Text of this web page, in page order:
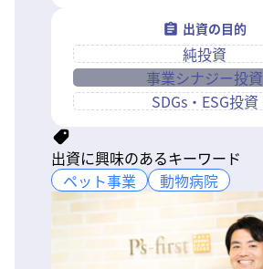
出資の目的
純投資
事業シナジー投資
SDGs・ESG投資
出資に興味のあるキーワード
ペット事業
動物病院
ペット事業 動物病院